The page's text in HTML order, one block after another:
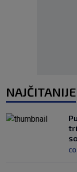
NAJČITANIJE